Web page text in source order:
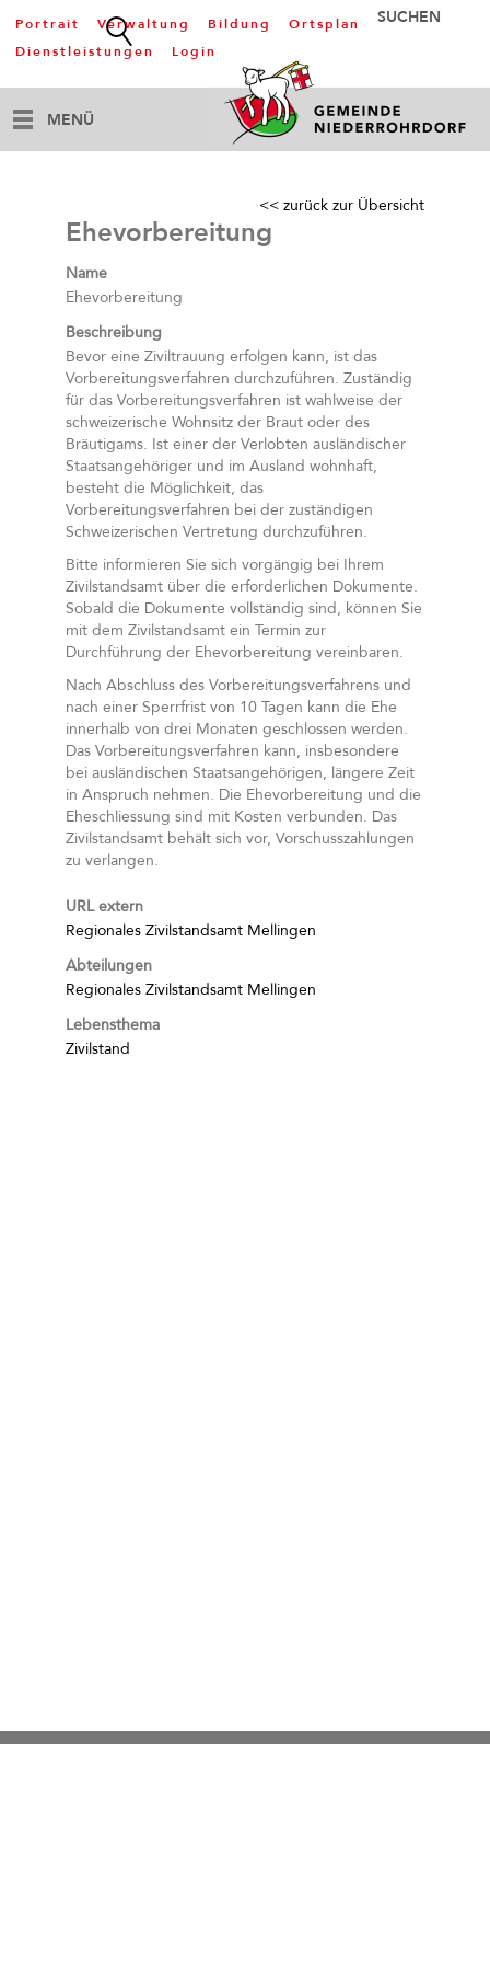
Portrait Verwaltung Bildung
Ortsplan
Dienstleistungen
Login
MENÜ
<< zurück zur Übersicht
Ehevorbereitung
Name
Ehevorbereitung
Beschreibung
Bevor eine Ziviltrauung erfolgen kann, ist das
Vorbereitungsverfahren durchzuführen. Zuständig
für das Vorbereitungsverfahren ist wahlweise der
schweizerische Wohnsitz der Braut oder des
Bräutigams. Ist einer der Verlobten ausländischer
Staatsangehöriger und im Ausland wohnhaft,
besteht die Möglichkeit, das
Vorbereitungsverfahren bei der zuständigen
Schweizerischen Vertretung durchzuführen.
Bitte informieren Sie sich vorgängig bei Ihrem
Zivilstandsamt über die erforderlichen Dokumente.
Sobald die Dokumente vollständig sind, können Sie
mit dem Zivilstandsamt ein Termin zur
Durchführung der Ehevorbereitung vereinbaren.
Nach Abschluss des Vorbereitungsverfahrens und
nach einer Sperrfrist von 10 Tagen kann die Ehe
innerhalb von drei Monaten geschlossen werden.
Das Vorbereitungsverfahren kann, insbesondere
bei ausländischen Staatsangehörigen, längere Zeit
in Anspruch nehmen. Die Ehevorbereitung und die
Eheschliessung sind mit Kosten verbunden. Das
Zivilstandsamt behält sich vor, Vorschusszahlungen
zu verlangen.
URL extern
Regionales Zivilstandsamt Mellingen
Abteilungen
Regionales Zivilstandsamt Mellingen
Lebensthema
Zivilstand